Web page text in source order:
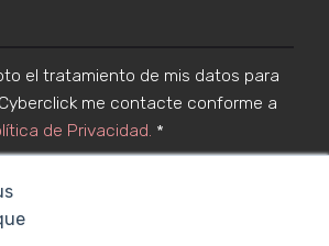
el tratamiento de mis datos para
me contacte conforme a
de Privacidad. *